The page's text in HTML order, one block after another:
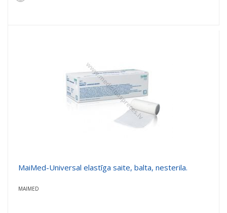
MaiMed-Universal elastīga saite, balta, nesterila.
MAIMED